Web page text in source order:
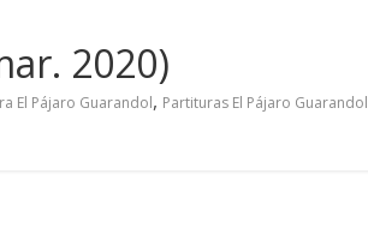
2020)
El Pájaro Guarandol, Partituras El Pájaro Guarandol